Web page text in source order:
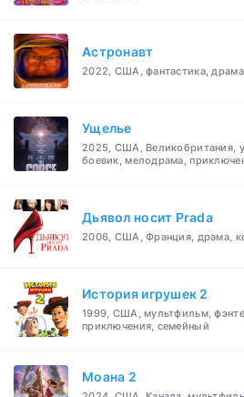
Астронавт
2022, США, фантастика,
Ущелье
2025, США, Великобритания,
боевик, мелодрама,
Дьявол носит Prada
2006, США, Франция, драма,
История игрушек 2
1999, США, мультфильм,
приключения, семейный
Моана 2